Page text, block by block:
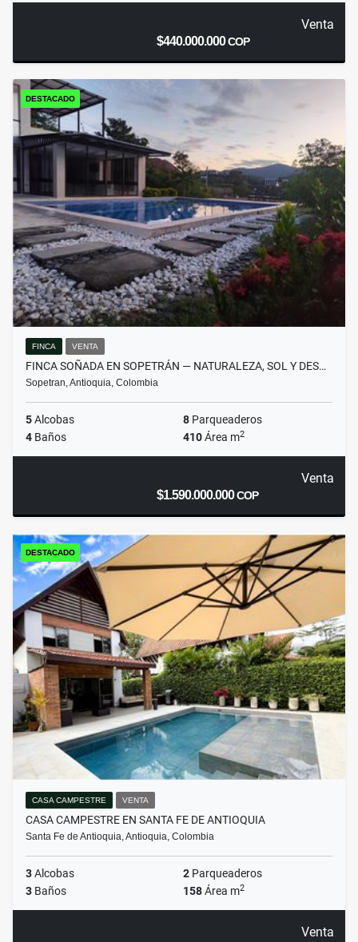
Venta
$440.000.000COP
DESTACADO
FINCA VENTA
FINCA SOÑADA EN SOPETRÁN — NATURALEZA, SOL Y DES…
Sopetran, Antioquia, Colombia
5Alcobas 8 Parqueaderos
4 Baños 410Área m2
Venta
$1.590.000.000COP
DESTACADO
CASA CAMPESTRE VENTA
CASA CAMPESTRE EN SANTA FE DE ANTIOQUIA
Santa Fe de Antioquia, Antioquia, Colombia
3Alcobas 2 Parqueaderos
3 Baños 158Área m2
Venta